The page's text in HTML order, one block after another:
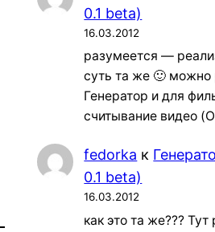
0.1 beta)
16.03.2012
разумеется —
суть та же 🙂 можно
Генератор и для
считывание видео
fedorka к
0.1 beta)
16.03.2012
как это та же???